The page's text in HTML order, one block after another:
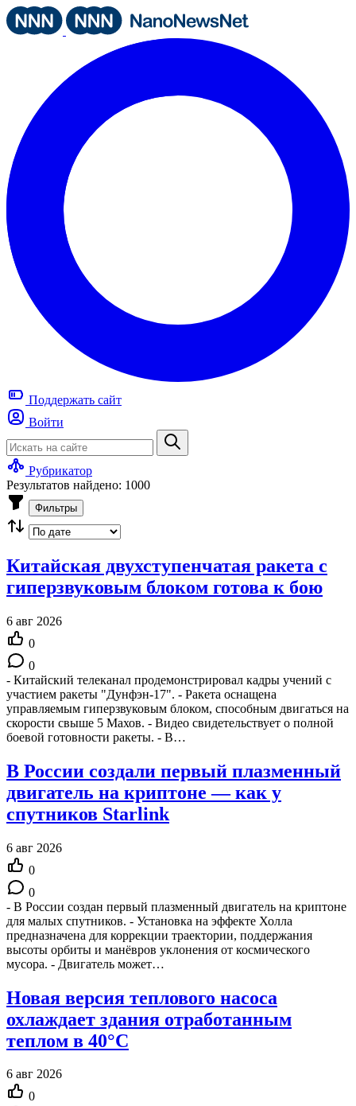
Поддержать сайт
Войти
Рубрикатор
Результатов найдено: 1000
Фильтры
Китайская двухступенчатая ракета с
гиперзвуковым блоком готова к бою
6 авг 2026
0
0
- Китайский телеканал продемонстрировал кадры учений с
участием ракеты "Дунфэн-17". - Ракета оснащена
управляемым гиперзвуковым блоком, способным двигаться на
скорости свыше 5 Махов. - Видео свидетельствует о полной
боевой готовности ракеты. - В…
В России создали первый плазменный
двигатель на криптоне — как у
спутников Starlink
6 авг 2026
0
0
- В России создан первый плазменный двигатель на криптоне
для малых спутников. - Установка на эффекте Холла
предназначена для коррекции траектории, поддержания
высоты орбиты и манёвров уклонения от космического
мусора. - Двигатель может…
Новая версия теплового насоса
охлаждает здания отработанным
теплом в 40°C
6 авг 2026
0